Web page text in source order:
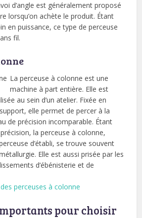
d’angle est généralement proposé
lorsqu’on achète le produit. Étant
en puissance, ce type de perceuse
fil.
La perceuse à colonne est une
machine à part entière. Elle est
au sein d’un atelier. Fixée en
elle permet de percer à la
de précision incomparable. Étant
la perceuse à colonne,
d’établi, se trouve souvent
Elle est aussi prisée par les
d’ébénisterie et de
perceuses à colonne
pour choisir